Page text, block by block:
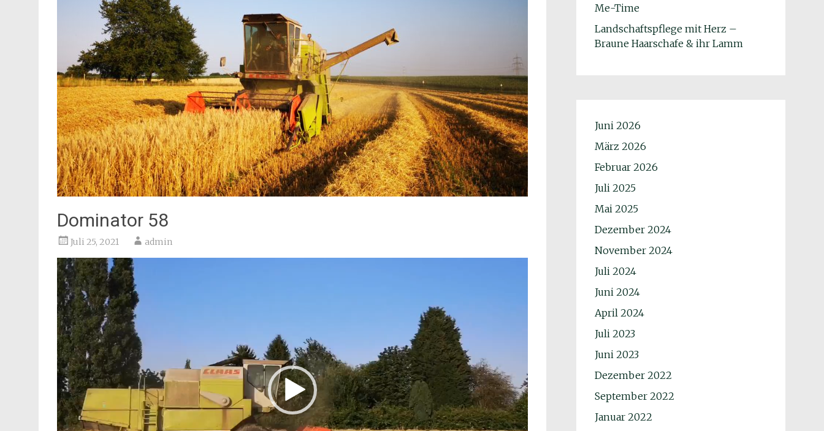
Dominator 58
Juli 25, 2021 admin
Me-Time
Landschaftspflege mit Herz –
Braune Haarschafe & ihr Lamm
Juni 2026
März 2026
Februar 2026
Juli 2025
Mai 2025
Dezember 2024
November 2024
Juli 2024
Juni 2024
April 2024
Juli 2023
Juni 2023
Dezember 2022
September 2022
Januar 2022